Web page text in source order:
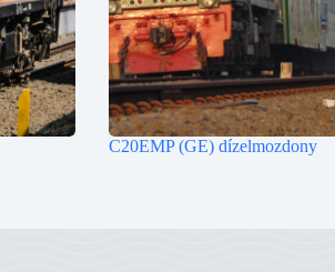
C20EMP (GE) dízelmozdony